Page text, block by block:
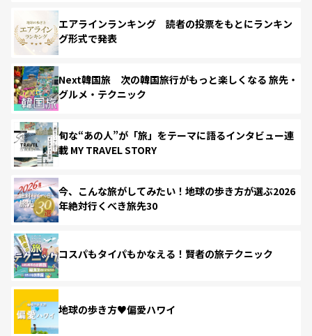
エアラインランキング 読者の投票をもとにランキン
グ形式で発表
Next韓国旅 次の韓国旅行がもっと楽しくなる 旅先・
グルメ・テクニック
旬な“あの人”が「旅」をテーマに語るインタビュー連
載 MY TRAVEL STORY
今、こんな旅がしてみたい！地球の歩き方が選ぶ2026
年絶対行くべき旅先30
コスパもタイパもかなえる！賢者の旅テクニック
地球の歩き方♥偏愛ハワイ